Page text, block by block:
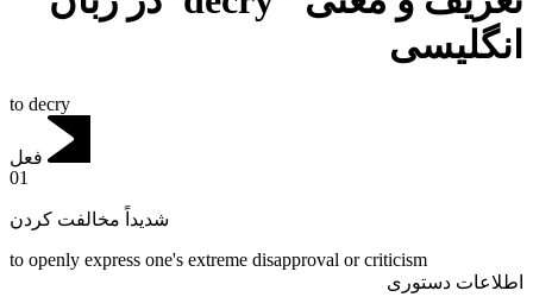
انگلیسی
to decry
فعل
01
شدیداً مخالفت کردن
to openly express one's extreme disapproval or criticism
اطلاعات دستوری